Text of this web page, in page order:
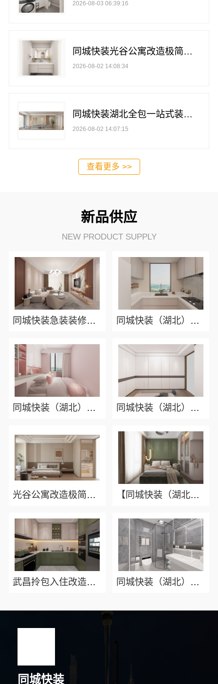
2026-08-03 06:39:16
同城快装光谷公寓改造极简风科技家装
2026-08-02 14:08:34
同城快装湖北全包一站式装修日式原木风快速
2026-08-02 14:07:15
查看更多 >>
新品供应
NEW PRODUCT SUPPLY
同城快装急装装修哪家快品质施工保障 同城快装（湖北）科技有限公司精装房翻新零增项
同城快装（湖北）科技有限公司急装家装报价省心 同城快装（湖北）科技有限公司：本地婚房一站式装修一口价工期保障靠谱吗？
光谷公寓改造极简风科技家装？【同城快装（湖北）科技有限公司】创意设计 【同城快装（湖北）科技有限公司】本地婚房装修一站式服务，快装工期保障靠谱省心
武昌拎包入住改造智能家装省心，同城快装（湖北）科技有限公司让理想家更快实现 同城快装（湖北）科技有限公司武昌拎包入住改造智能家装省心
同城快装